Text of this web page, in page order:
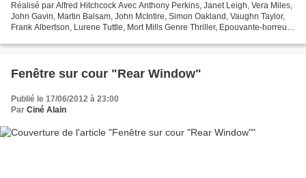
Réalisé par Alfred Hitchcock Avec Anthony Perkins, Janet Leigh, Vera Miles,
John Gavin, Martin Balsam, John McIntire, Simon Oakland, Vaughn Taylor,
Frank Albertson, Lurene Tuttle, Mort Mills Genre Thriller, Epouvante-horreur
Fenêtre sur cour "Rear Window"
Publié le 17/06/2012 à 23:00
Par Ciné Alain